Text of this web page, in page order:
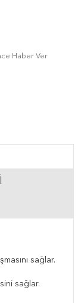
Haber Ver
sağlar.
sağlar.